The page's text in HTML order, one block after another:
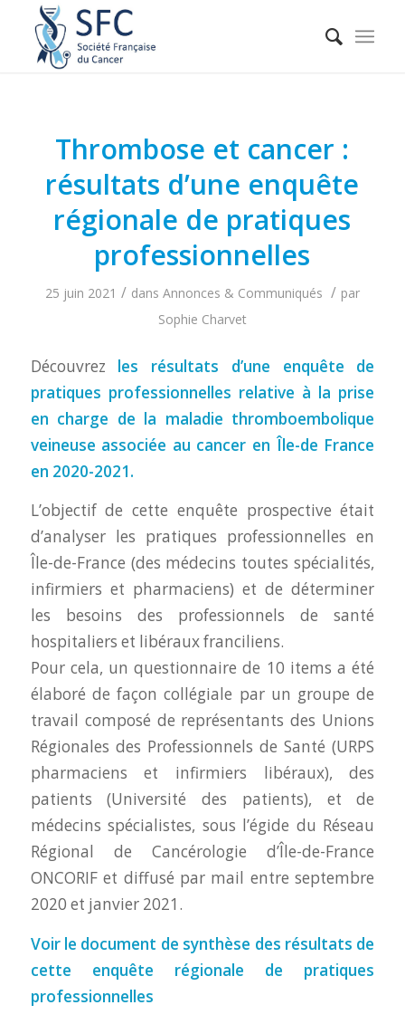
Thrombose et cancer :
résultats d’une enquête
régionale de pratiques
professionnelles
25 juin 2021 / dans Annonces & Communiqués / par
Sophie Charvet
Découvrez les résultats d’une enquête de
pratiques professionnelles relative à la prise
en charge de la maladie thromboembolique
veineuse associée au cancer en Île-de France
en 2020-2021.
L’objectif de cette enquête prospective était
d’analyser les pratiques professionnelles en
Île-de-France (des médecins toutes spécialités,
infirmiers et pharmaciens) et de déterminer
les besoins des professionnels de santé
hospitaliers et libéraux franciliens.
Pour cela, un questionnaire de 10 items a été
élaboré de façon collégiale par un groupe de
travail composé de représentants des Unions
Régionales des Professionnels de Santé (URPS
pharmaciens et infirmiers libéraux), des
patients (Université des patients), et de
médecins spécialistes, sous l’égide du Réseau
Régional de Cancérologie d’Île-de-France
ONCORIF et diffusé par mail entre septembre
2020 et janvier 2021.
Voir le document de synthèse des résultats de
cette enquête régionale de pratiques
professionnelles